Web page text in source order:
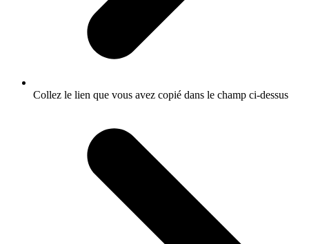
Collez le lien que vous avez copié dans le champ ci-dessus